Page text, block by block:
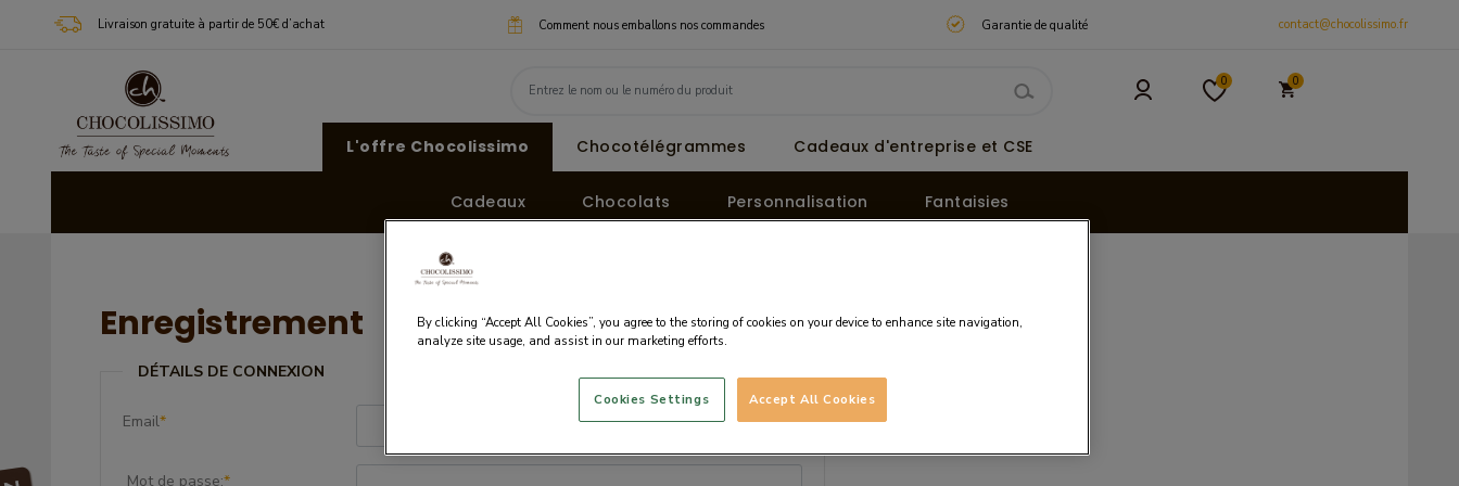
Livraison gratuite à partir de 50€ d’achat Comment nous emballons nos commandes Garantie de qualité contact@chocolissimo.fr
0 0
L'offre Chocolissimo Chocotélégrammes Cadeaux d'entreprise et CSE
Cadeaux Chocolats Personnalisation Fantaisies
Enregistrement
DÉTAILS DE CONNEXION
Email*
Mot de passe:*
By clicking “Accept All Cookies”, you agree to the storing of cookies on your device to enhance site navigation,
analyze site usage, and assist in our marketing efforts.
Accept All Cookies
Cookies Settings